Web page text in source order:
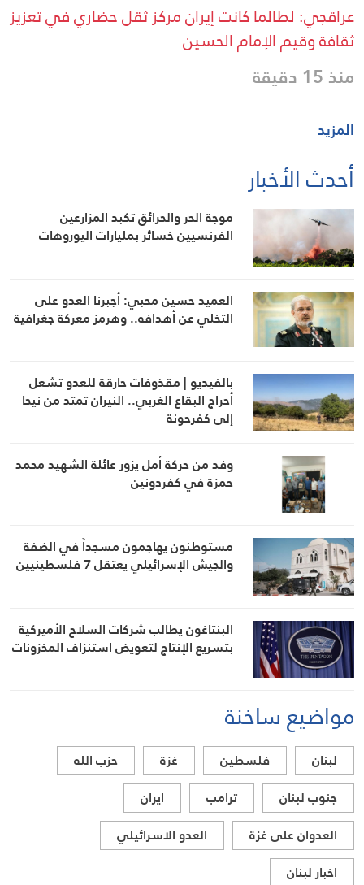
عراقجي: لطالما كانت إيران مركز ثقل حضاري في تعزيز
ثقافة وقيم الإمام الحسين
منذ 15 دقيقة
المزيد
أحدث الأخبار
موجة الحر والحرائق تكبد المزارعين
الفرنسيين خسائر بمليارات اليوروهات
العميد حسين محبي: أجبرنا العدو على
التخلي عن أهدافه.. وهرمز معركة جغرافية
بالفيديو | مقذوفات حارقة للعدو تشعل
أحراج البقاع الغربي.. النيران تمتد من نيحا
إلى كفرحونة
وفد من حركة أمل يزور عائلة الشهيد محمد
حمزة في كفردونين
مستوطنون يهاجمون مسجداً في الضفة
والجيش الإسرائيلي يعتقل 7 فلسطينيين
البنتاغون يطالب شركات السلاح الأميركية
بتسريع الإنتاج لتعويض استنزاف المخزونات
مواضيع ساخنة
لبنان فلسطين غزة
حزب الله
جنوب لبنان
ترامب
ايران
العدوان على غزة
العدو الاسرائيلي
اخبار لبنان